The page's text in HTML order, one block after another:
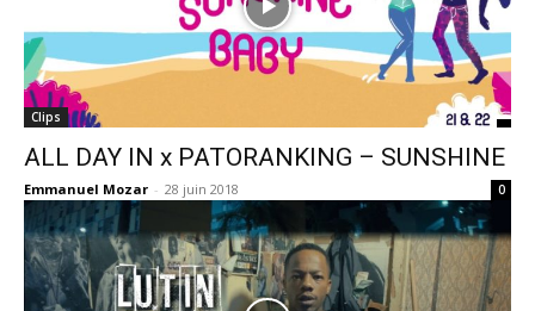
Clips
ALL DAY IN x PATORANKING – SUNSHINE
Emmanuel Mozar - 28 juin 2018 0